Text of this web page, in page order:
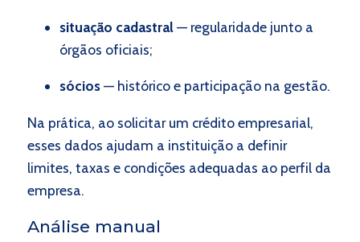
situação cadastral— regularidade junto a
órgãos oficiais;
sócios— histórico e participação na gestão.
Na prática, ao solicitar um crédito empresarial,
esses dados ajudam a instituição a definir
limites, taxas e condições adequadas ao perfil da
empresa.
Análise manual